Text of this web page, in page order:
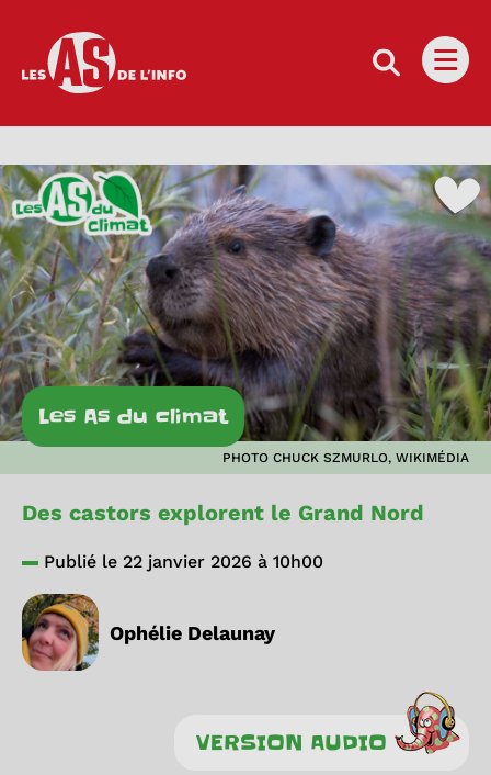
Les as de l'info
Les As du climat
PHOTO CHUCK SZMURLO, WIKIMÉDIA
Des castors explorent le Grand Nord
Publié le 22 janvier 2026 à 10h00
Ophélie Delaunay
VERSION AUDIO